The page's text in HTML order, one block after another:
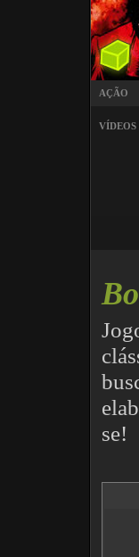
AÇÃO
VÍDEOS
se!